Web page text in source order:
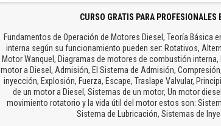
CURSO GRATIS PARA
Fundamentos de Operación de Motores Diesel, Teoría
interna según su funcionamiento pueden ser: Rotativos,
Motor Wanquel, Diagramas de motores de combustión
motor a Diesel, Admisión, El Sistema de Admisión,
inyección, Explosión, Fuerza, Escape, Traslape Valvular,
de un motor a Diesel, Sistemas de un motor, Un motor
movimiento rotatorio y la vida útil del motor estos son:
Sistema de Lubricación, Sistemas de